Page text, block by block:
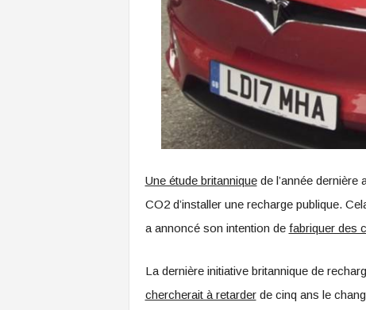
Une étude britanniquede l’année dernière
CO2 d’installer une recharge publique.
a annoncé son intention de fabriquer des
La dernière initiative britannique de
chercherait à retarderde cinq ans le